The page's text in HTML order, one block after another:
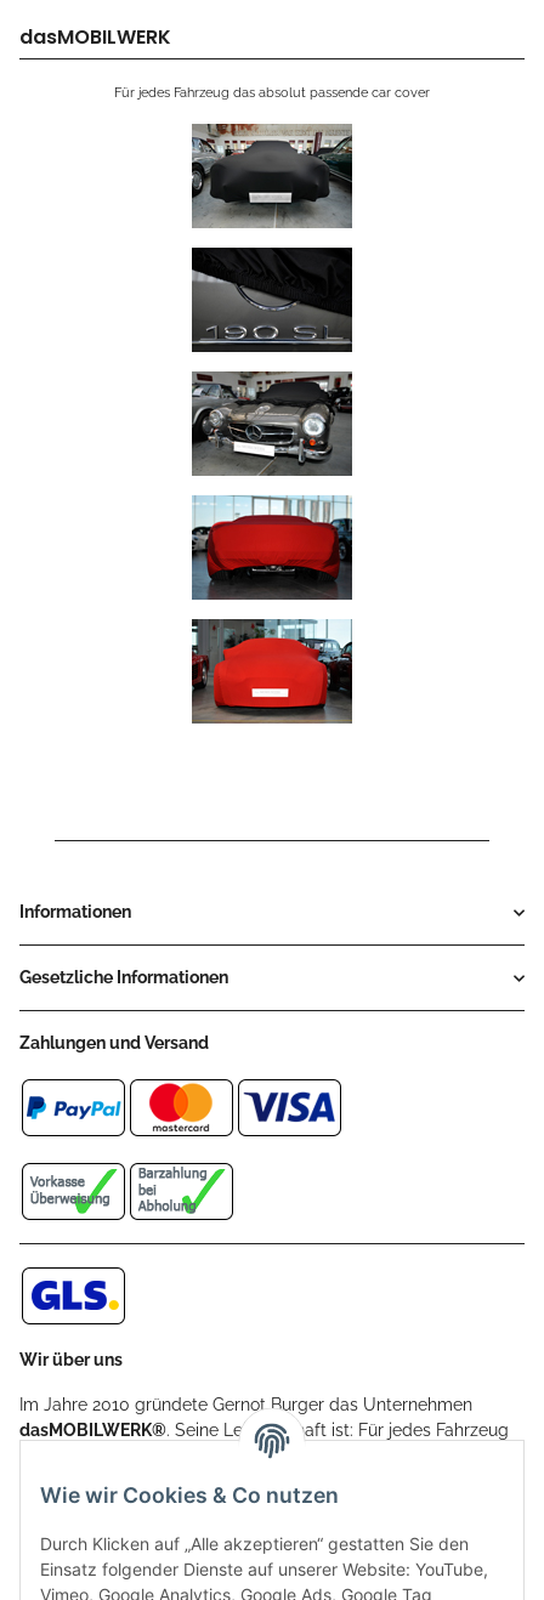
dasMOBILWERK
Für jedes Fahrzeug das absolut passende car cover
Informationen
Gesetzliche Informationen
Zahlungen und Versand
Wir über uns
Im Jahre 2010 gründete Gernot Burger das Unternehmen
dasMOBILWERK®. Seine Leidenschaft ist: Für jedes Fahrzeug
ein Car Cover anzubieten - passgenau und individuell.
Aufgrund der vielen positiven Kundenrückmeldungen kamen
weitere Produkte, wie Reifenschuhe, Hardtopständer hinzu.
Seine Reifenschoner werden in Deutschland produziert und
sind mit hochwertigen Techniken und Materialien gefertigt.
Wie wir Cookies & Co nutzen
Durch Klicken auf „Alle akzeptieren“ gestatten Sie den
Einsatz folgender Dienste auf unserer Website: YouTube,
Vimeo, Google Analytics, Google Ads, Google Tag